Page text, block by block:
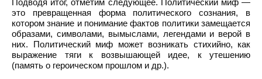
Подводя итог, отметим следующее. Политический миф —
это превращенная форма политического сознания, в
котором знание и понимание фактов политики замещается
образами, символами, вымыслами, легендами и верой в
них. Политический миф может возникать стихийно, как
выражение тяги к возвышающей идее, к утешению
(память о героическом прошлом и др.).